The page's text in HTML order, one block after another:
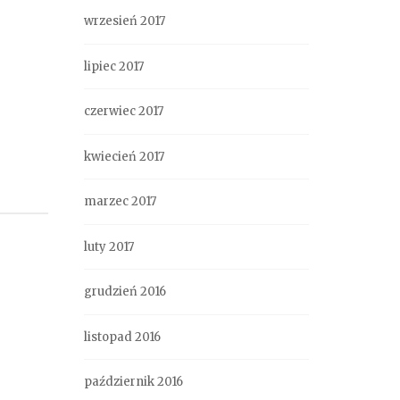
wrzesień 2017
lipiec 2017
czerwiec 2017
kwiecień 2017
marzec 2017
luty 2017
grudzień 2016
listopad 2016
październik 2016